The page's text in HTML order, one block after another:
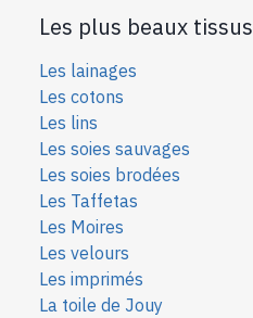
Les plus beaux tissus
Les lainages
Les cotons
Les lins
Les soies sauvages
Les soies brodées
Les Taffetas
Les Moires
Les velours
Les imprimés
La toile de Jouy